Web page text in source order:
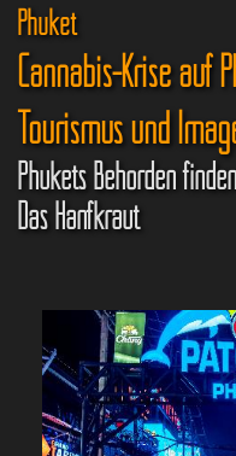
Phuket
Cannabis-Krise auf
Tourismus und
Phukets Behörden
Das Hanfkraut